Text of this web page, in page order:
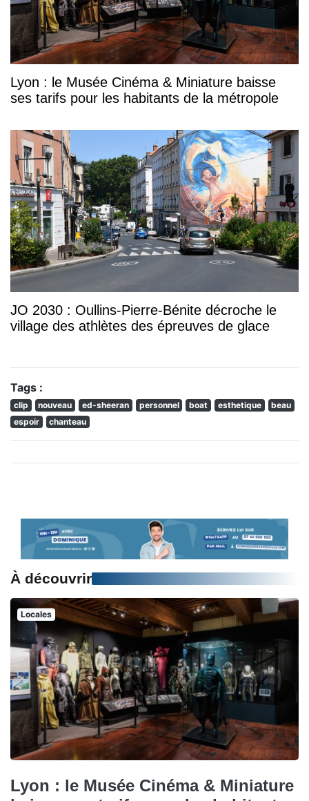
Lyon : le Musée Cinéma & Miniature baisse
ses tarifs pour les habitants de la métropole
JO 2030 : Oullins-Pierre-Bénite décroche le
village des athlètes des épreuves de glace
Tags :
clip nouveau ed-sheeran personnel boat esthetique
beau
espoir
chanteau
À découvrir
Locales
Lyon : le Musée Cinéma & Miniature